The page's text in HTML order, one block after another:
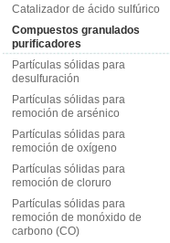
Catalizador de ácido sulfúrico
Compuestos granulados
purificadores
Partículas sólidas para
desulfuración
Partículas sólidas para
remoción de arsénico
Partículas sólidas para
remoción de oxígeno
Partículas sólidas para
remoción de cloruro
Partículas sólidas para
remoción de monóxido de
carbono (CO)